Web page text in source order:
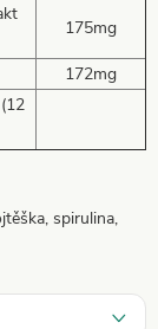
175mg
172mg
spirulina,